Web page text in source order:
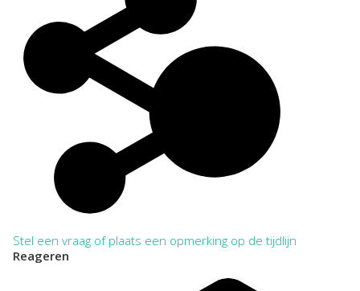
Stel een vraag of plaats een opmerking op de tijdlijn
Reageren